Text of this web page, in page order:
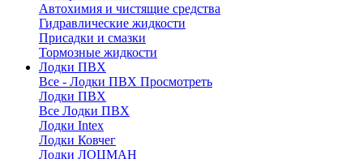
Автохимия и чистящие средства
Гидравлические жидкости
Присадки и смазки
Тормозные жидкости
Лодки ПВХ
Все - Лодки ПВХ Просмотреть
Лодки ПВХ
Все Лодки ПВХ
Лодки Intex
Лодки Ковчег
Лодки ЛОЦМАН